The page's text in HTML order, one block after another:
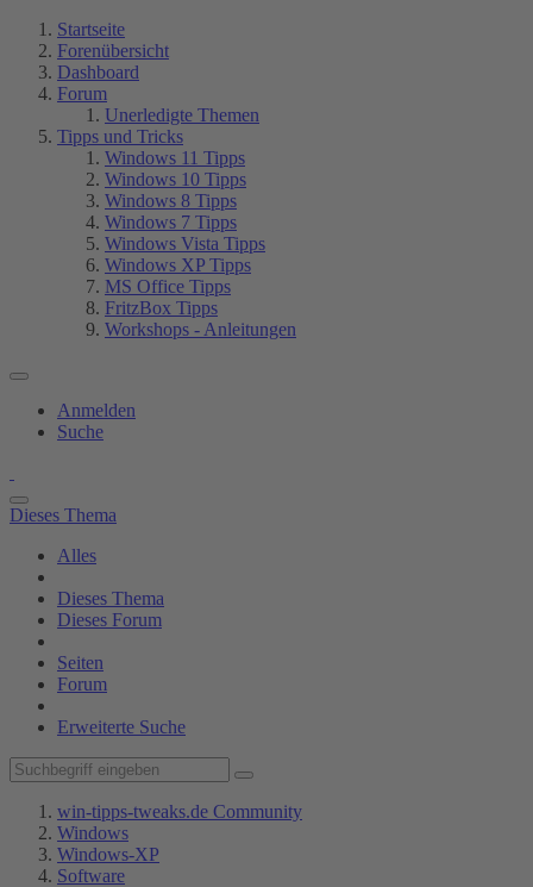
Startseite
Forenübersicht
Dashboard
Forum
Unerledigte Themen
Tipps und Tricks
Windows 11 Tipps
Windows 10 Tipps
Windows 8 Tipps
Windows 7 Tipps
Windows Vista Tipps
Windows XP Tipps
MS Office Tipps
FritzBox Tipps
Workshops - Anleitungen
Anmelden
Suche
Dieses Thema
Alles
Dieses Thema
Dieses Forum
Seiten
Forum
Erweiterte Suche
win-tipps-tweaks.de Community
Windows
Windows-XP
Software